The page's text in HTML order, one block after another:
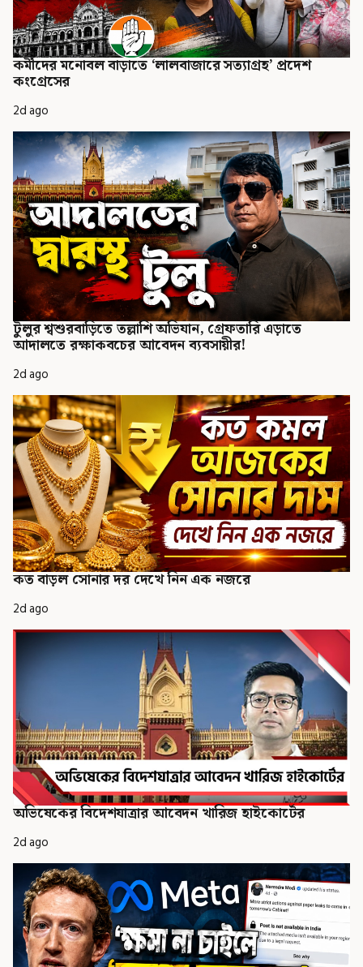
কর্মীদের মনোবল বাড়াতে ‘লালবাজারে সত্যাগ্রহ’ প্রদেশ
কংগ্রেসের
2d ago
টুলুর শ্বশুরবাড়িতে তল্লাশি অভিযান, গ্রেফতারি এড়াতে
আদালতে রক্ষাকবচের আবেদন ব্যবসায়ীর!
2d ago
কত বাড়ল সোনার দর দেখে নিন এক নজরে
2d ago
অভিষেকের বিদেশযাত্রার আবেদন খারিজ হাইকোর্টের
2d ago